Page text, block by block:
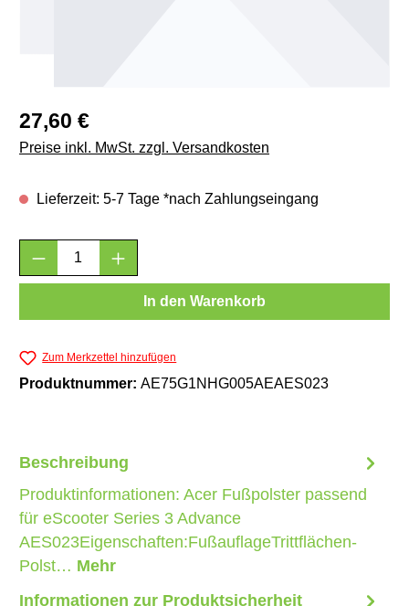
Regulärer Preis:
27,60 €
Preise inkl. MwSt. zzgl. Versandkosten
Lieferzeit: 5-7 Tage *nach Zahlungseingang
Produkt Anzahl: Gib den gewünschten
In den Warenkorb
Zum Merkzettel hinzufügen
Produktnummer: AE75G1NHG005AEAES023
Beschreibung
Produktinformationen: Acer Fußpolster passend
für eScooter Series 3 Advance
AES023Eigenschaften:FußauflageTrittflächen-
Polst… Mehr
Informationen zur Produktsicherheit